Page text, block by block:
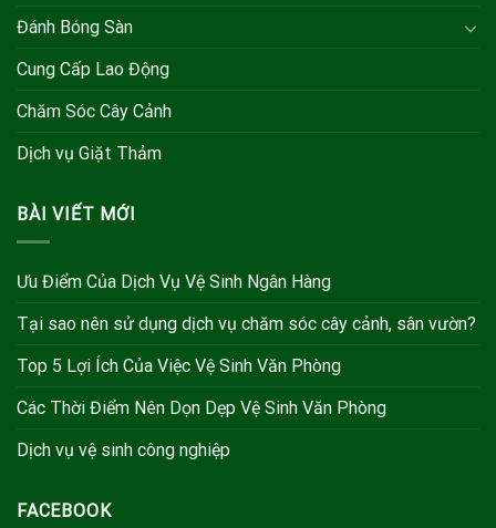
Đánh Bóng Sàn
Cung Cấp Lao Động
Chăm Sóc Cây Cảnh
Dịch vụ Giặt Thảm
BÀI VIẾT MỚI
Ưu Điểm Của Dịch Vụ Vệ Sinh Ngân Hàng
Tại sao nên sử dụng dịch vụ chăm sóc cây cảnh, sân vườn?
Top 5 Lợi Ích Của Việc Vệ Sinh Văn Phòng
Các Thời Điểm Nên Dọn Dẹp Vệ Sinh Văn Phòng
Dịch vụ vệ sinh công nghiệp
FACEBOOK